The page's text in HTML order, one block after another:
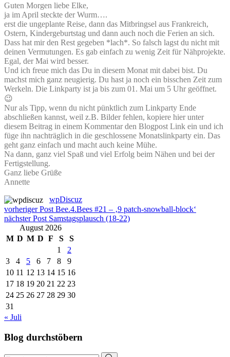
Guten Morgen liebe Elke,
ja im April steckte der Wurm….
erst die ungeplante Reise, dann das Mitbringsel aus Frankreich,
Ostern, Kindergeburtstag und dann auch noch die Ferien an sich.
Dass hat mir den Rest gegeben *lach*. So falsch lagst du nicht mit
deinen Vermutungen. Es gab einfach zu wenig Zeit für Nähprojekte.
Egal, der Mai wird besser.
Und ich freue mich das Du in diesem Monat mit dabei bist. Du
machst mich ganz neugierig. Du hast ja noch ein bisschen Zeit zum
Werkeln. Die Linkparty ist ja bis zum 01. Mai um 5 Uhr geöffnet.
😉
Nur als Tipp, wenn du nicht pünktlich zum Linkparty Ende
abschließen kannst, weil z.B. Bilder fehlen, kopiere hier unter
diesem Beitrag in einem Kommentar den Blogpost Link ein und ich
füge ihn nachträglich in die geschlossene Monatslinkparty ein. Das
geht ganz einfach und macht auch keine Mühe.
Na dann, ganz viel Spaß und viel Erfolg beim Nähen und bei der
Fertigstellung.
Ganz liebe Grüße
Annette
wpDiscuz
Beitragsnavigation
vorheriger Post Bee.4.Bees #21 – ‚9 patch-snowball-block‘
nächster Post Samstagsplausch (18-22)
August 2026
M D M D F S
S
1
2
3
4 5 6 7 8
9
10 11 12 13 14 15 16
17 18 19 20 21 22 23
24 25 26 27 28 29 30
31
« Juli
Blog durchstöbern